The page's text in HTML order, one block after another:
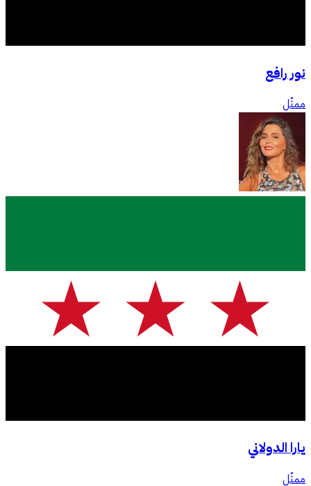
نور رافع
ممثّل
يارا الدولاني
ممثّل